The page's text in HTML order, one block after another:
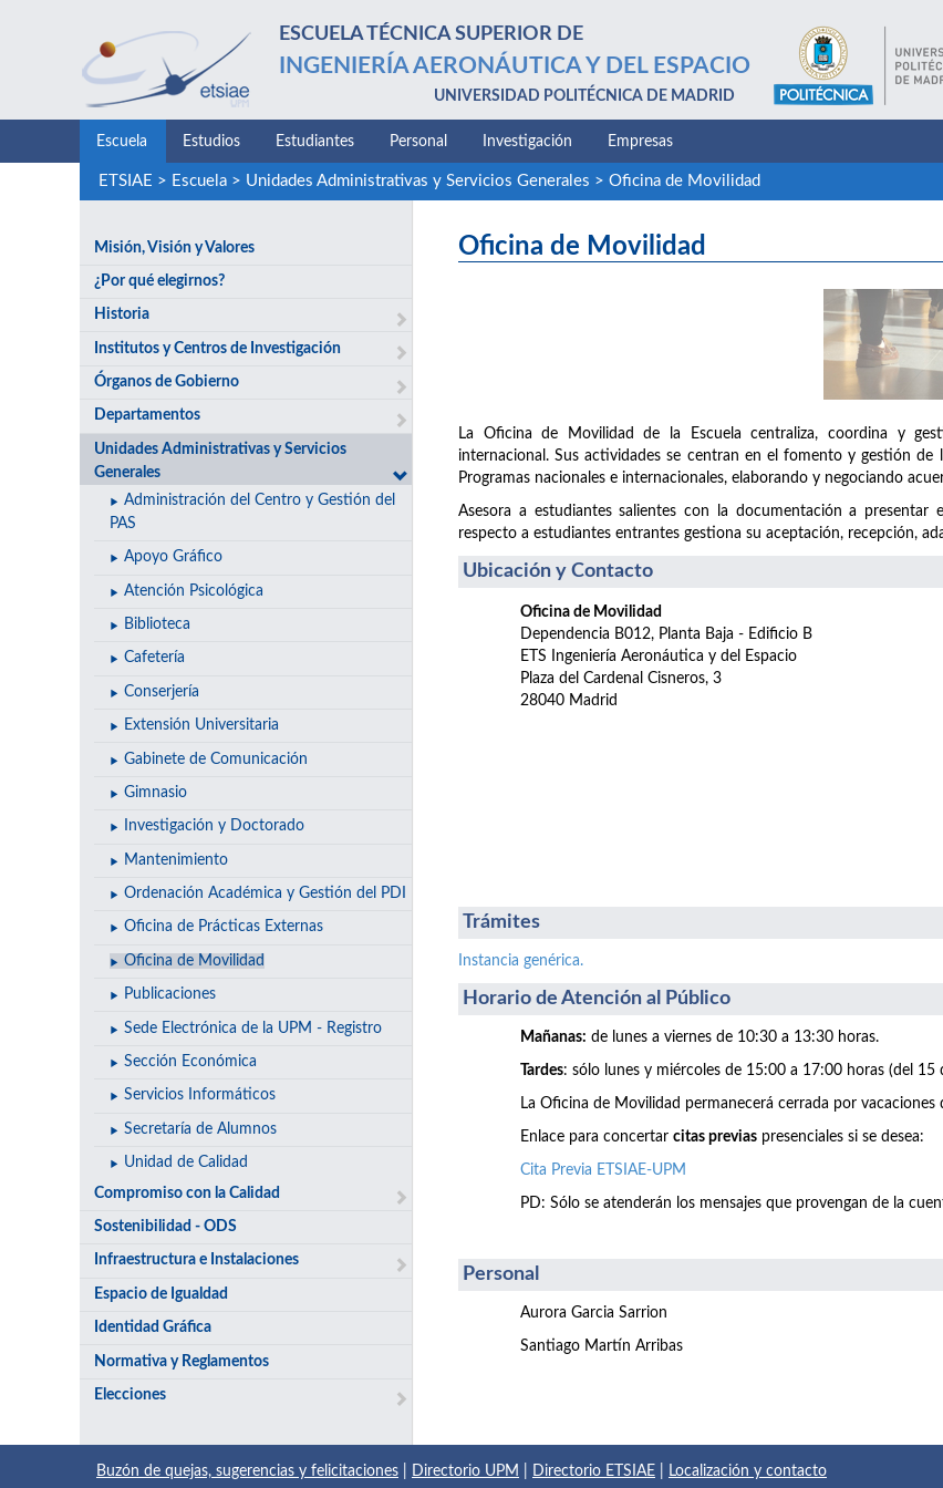
ESCUELA TÉCNICA SUPERIOR DE
INGENIERÍA AERONÁUTICA Y DEL ESPACIO
UNIVERSIDAD POLITÉCNICA DE MADRID
Escuela Estudios Estudiantes Personal Investigación Empresas
ETSIAE > Escuela> Unidades Administrativas y Servicios Generales > Oficina de Movilidad
Misión, Visión y Valores
¿Por qué elegirnos?
Historia
Institutos y Centros de Investigación
Órganos de Gobierno
Departamentos
Unidades Administrativas y Servicios
Generales
Administración del Centro y Gestión del
PAS
Apoyo Gráfico
Atención Psicológica
Biblioteca
Cafetería
Conserjería
Extensión Universitaria
Gabinete de Comunicación
Gimnasio
Investigación y Doctorado
Mantenimiento
Ordenación Académica y Gestión del PDI
Oficina de Prácticas Externas
Oficina de Movilidad
Publicaciones
Sede Electrónica de la UPM - Registro
Sección Económica
Servicios Informáticos
Secretaría de Alumnos
Unidad de Calidad
Compromiso con la Calidad
Sostenibilidad - ODS
Infraestructura e Instalaciones
Espacio de Igualdad
Identidad Gráfica
Normativa y Reglamentos
Elecciones
Oficina de Movilidad
La Oficina de Movilidad de la Escuela centraliza, coordina y
internacional. Sus actividades se centran en el fomento y gestión
Programas nacionales e internacionales, elaborando y negociando
Asesora a estudiantes salientes con la documentación a
respecto a estudiantes entrantes gestiona su aceptación, recepción,
Ubicación y Contacto
Oficina de Movilidad
Dependencia B012, Planta Baja - Edificio B
ETS Ingeniería Aeronáutica y del Espacio
Plaza del Cardenal Cisneros, 3
28040 Madrid
Trámites
Instancia genérica.
Horario de Atención al Público
Mañanas: de lunes a viernes de 10:30 a 13:30 horas.
Tardes: sólo lunes y miércoles de 15:00 a 17:00 horas (del 15
La Oficina de Movilidad permanecerá cerrada por
Enlace para concertar citas previas presenciales si se desea:
Cita Previa ETSIAE-UPM
PD: Sólo se atenderán los mensajes que provengan de la
Personal
Aurora Garcia Sarrion
Santiago Martín Arribas
Buzón de quejas, sugerencias y felicitaciones Directorio UPM Directorio ETSIAE Localización y contacto